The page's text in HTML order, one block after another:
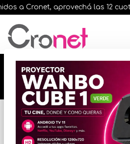
a Cronet, aprovechá las 12
🔥🔥🔥 12 cuotas, en
comprando antes de las
día 🔥🔥🔥
Inicio VIGILANCIA CCTV